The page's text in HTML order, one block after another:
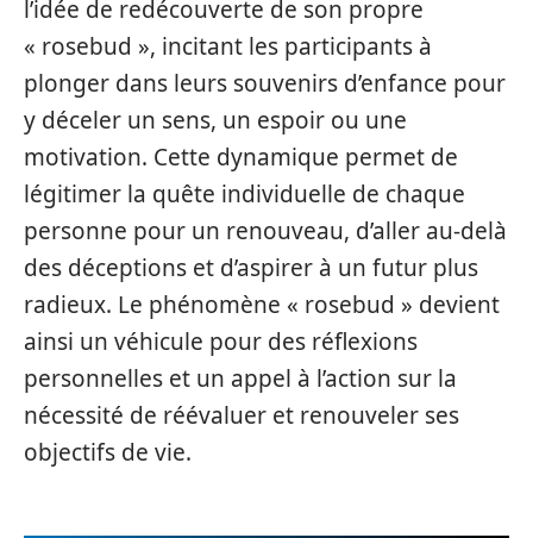
l’idée de redécouverte de son propre
« rosebud », incitant les participants à
plonger dans leurs souvenirs d’enfance pour
y déceler un sens, un espoir ou une
motivation. Cette dynamique permet de
légitimer la quête individuelle de chaque
personne pour un renouveau, d’aller au-delà
des déceptions et d’aspirer à un futur plus
radieux. Le phénomène « rosebud » devient
ainsi un véhicule pour des réflexions
personnelles et un appel à l’action sur la
nécessité de réévaluer et renouveler ses
objectifs de vie.